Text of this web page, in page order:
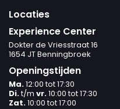
Locaties
Experience Center
Dokter de Vriesstraat 16
1654 JT Benningbroek
Openingstijden
Ma.12:00 tot 17:30
Di.t/m vr.10:00 tot 17:30
Zat.10:00 tot 17:00